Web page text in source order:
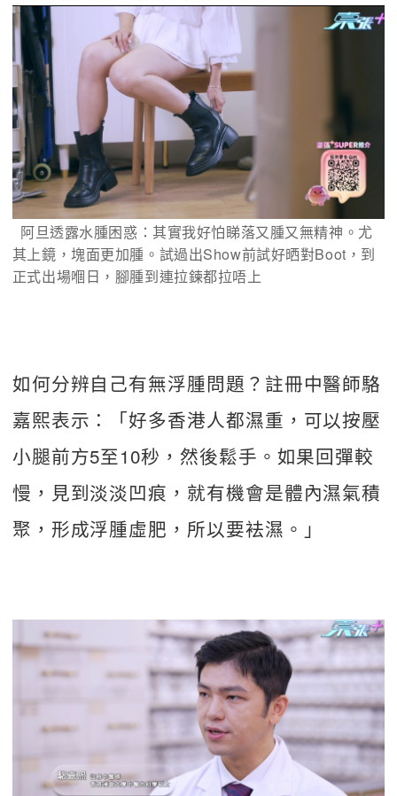
其上鏡，塊面更加腫。試過出Show前試好晒對Boot，到
正式出場嗰日，腳腫到連拉鍊都拉唔上
如何分辨自己有無浮腫問題？註冊中醫師駱
嘉熙表示：「好多香港人都濕重，可以按壓
小腿前方5至10秒，然後鬆手。如果回彈較
慢，見到淡淡凹痕，就有機會是體內濕氣積
聚，形成浮腫虛肥，所以要袪濕。」